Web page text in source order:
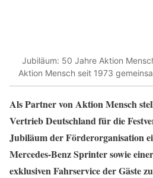
Jubiläum: 50 Jahre Aktion
Aktion Mensch seit 1973
Als Partner von Aktion Mensch
Vertrieb Deutschland für die
Jubiläum der Förderorganisation
Mercedes-Benz Sprinter sowie
exklusiven Fahrservice der Gäste